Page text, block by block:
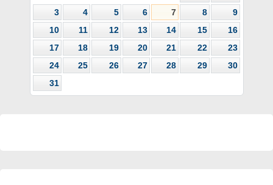
3
4 5 6 7 8
9
10
11 12 13 14 15
16
17
18 19 20 21 22
23
24
25 26 27 28 29
30
31